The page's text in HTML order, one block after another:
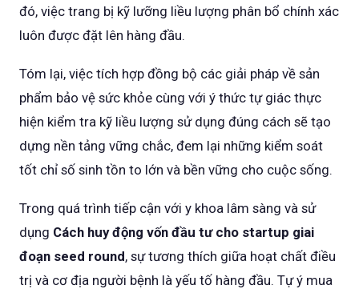
đó, việc trang bị kỹ lưỡng liều lượng phân bổ chính xác
luôn được đặt lên hàng đầu.
Tóm lại, việc tích hợp đồng bộ các giải pháp về sản
phẩm bảo vệ sức khỏe cùng với ý thức tự giác thực
hiện kiểm tra kỹ liều lượng sử dụng đúng cách sẽ tạo
dựng nền tảng vững chắc, đem lại những kiểm soát
tốt chỉ số sinh tồn to lớn và bền vững cho cuộc sống.
Trong quá trình tiếp cận với y khoa lâm sàng và sử
dụng Cách huy động vốn đầu tư cho startup giai
đoạn seed round, sự tương thích giữa hoạt chất điều
trị và cơ địa người bệnh là yếu tố hàng đầu. Tự ý mua